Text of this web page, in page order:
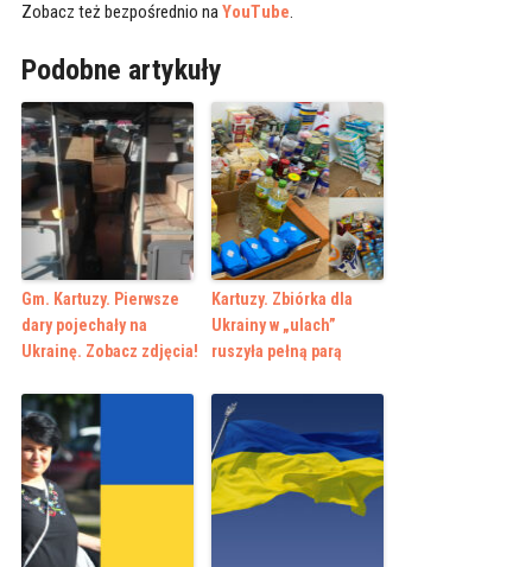
Zobacz też bezpośrednio naYouTube.
Podobne artykuły
Gm. Kartuzy. Pierwsze
dary pojechały na
Ukrainę. Zobacz zdjęcia!
Kartuzy. Zbiórka dla
Ukrainy w „ulach”
ruszyła pełną parą